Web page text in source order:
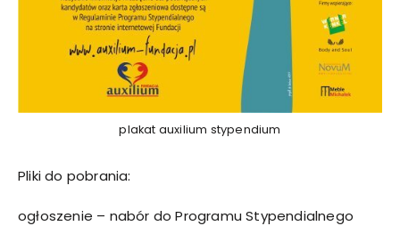
plakat auxilium stypendium
Pliki do pobrania:
ogłoszenie – nabór do Programu Stypendialnego